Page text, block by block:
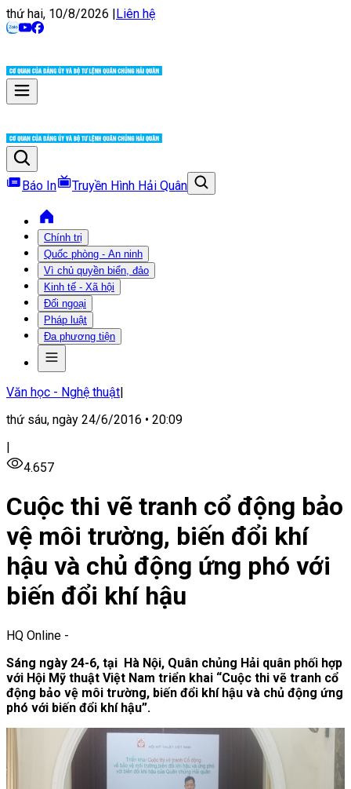
thứ hai, 10/8/2026 |Liên hệ
Báo In Truyền Hình Hải Quân
Chính trị
Quốc phòng - An ninh
Vì chủ quyền biển, đảo
Kinh tế - Xã hội
Đối ngoại
Pháp luật
Đa phương tiện
Văn học - Nghệ thuật|
thứ sáu, ngày 24/6/2016 • 20:09
|
4.657
Cuộc thi vẽ tranh cổ động bảo
vệ môi trường, biến đổi khí
hậu và chủ động ứng phó với
biến đổi khí hậu
HQ Online -
Sáng ngày 24-6, tại Hà Nội, Quân chủng Hải quân phối hợp
với Hội Mỹ thuật Việt Nam triển khai “Cuộc thi vẽ tranh cổ
động bảo vệ môi trường, biến đổi khí hậu và chủ động ứng
phó với biến đổi khí hậu”.